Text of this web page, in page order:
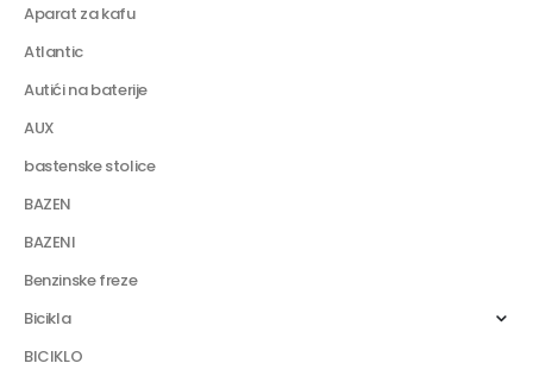
Aparat za kafu
Atlantic
Autići na baterije
AUX
bastenske stolice
BAZEN
BAZENI
Benzinske freze
Bicikla
BICIKLO